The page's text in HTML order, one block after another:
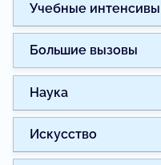
Наука
Искусство
Учебные интенсивы
Большие вызовы